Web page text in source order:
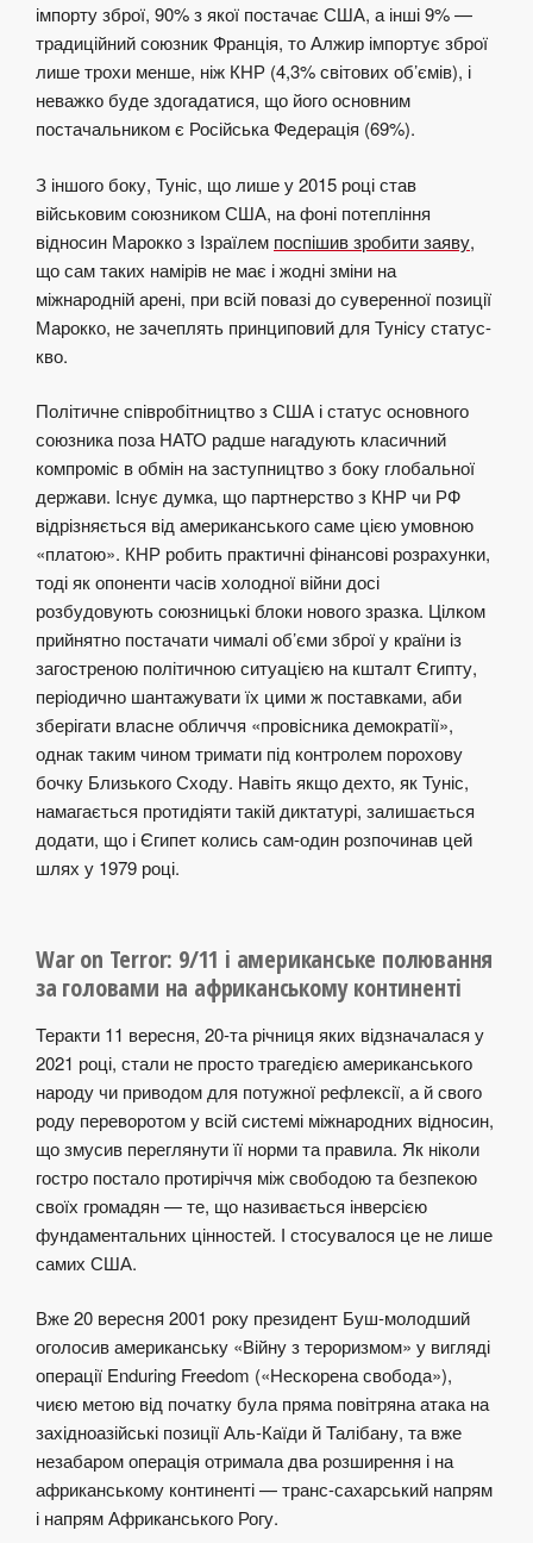
імпорту зброї, 90% з якої постачає США, а інші 9% —
традиційний союзник Франція, то Алжир імпортує зброї
лише трохи менше, ніж КНР (4,3% світових об’ємів), і
неважко буде здогадатися, що його основним
постачальником є Російська Федерація (69%).
З іншого боку, Туніс, що лише у 2015 році став
військовим союзником США, на фоні потепління
відносин Марокко з Ізраїлем поспішив зробити заяву,
що сам таких намірів не має і жодні зміни на
міжнародній арені, при всій повазі до суверенної позиції
Марокко, не зачеплять принциповий для Тунісу статус-
кво.
Політичне співробітництво з США і статус основного
союзника поза НАТО радше нагадують класичний
компроміс в обмін на заступництво з боку глобальної
держави. Існує думка, що партнерство з КНР чи РФ
відрізняється від американського саме цією умовною
«платою». КНР робить практичні фінансові розрахунки,
тоді як опоненти часів холодної війни досі
розбудовують союзницькі блоки нового зразка. Цілком
прийнятно постачати чималі об’єми зброї у країни із
загостреною політичною ситуацією на кшталт Єгипту,
періодично шантажувати їх цими ж поставками, аби
зберігати власне обличчя «провісника демократії»,
однак таким чином тримати під контролем порохову
бочку Близького Сходу. Навіть якщо дехто, як Туніс,
намагається протидіяти такій диктатурі, залишається
додати, що і Єгипет колись сам-один розпочинав цей
шлях у 1979 році.
War on Terror: 9/11 і американське полювання
за головами на африканському континенті
Теракти 11 вересня, 20-та річниця яких відзначалася у
2021 році, стали не просто трагедією американського
народу чи приводом для потужної рефлексії, а й свого
роду переворотом у всій системі міжнародних відносин,
що змусив переглянути її норми та правила. Як ніколи
гостро постало протиріччя між свободою та безпекою
своїх громадян — те, що називається інверсією
фундаментальних цінностей. І стосувалося це не лише
самих США.
Вже 20 вересня 2001 року президент Буш-молодший
оголосив американську «Війну з тероризмом» у вигляді
операції Enduring Freedom («Нескорена свобода»),
чиєю метою від початку була пряма повітряна атака на
західноазійські позиції Аль-Каїди й Талібану, та вже
незабаром операція отримала два розширення і на
африканському континенті — транс-сахарський напрям
і напрям Африканського Рогу.